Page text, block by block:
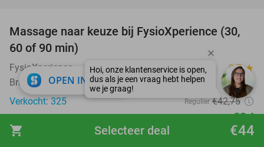
shopping_cart €44
Selecteer deal
44%
Massage naar keuze bij FysioXperience (30,
60 of 90 min)
FysioXperience 9.7star
Brunssum (+2 locaties) (7 km)
Verkocht: 325
Regulier €42,75
€24
favorite_border
OPEN IN APP close